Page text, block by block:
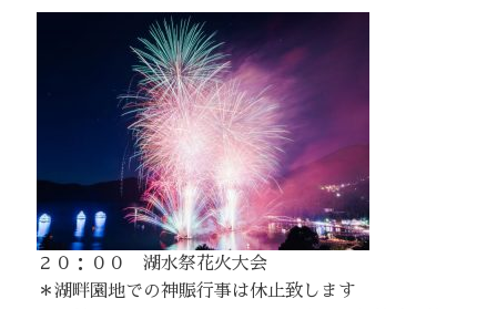
２０：００ 湖水祭花火大会
＊湖畔園地での神賑行事は休止致します